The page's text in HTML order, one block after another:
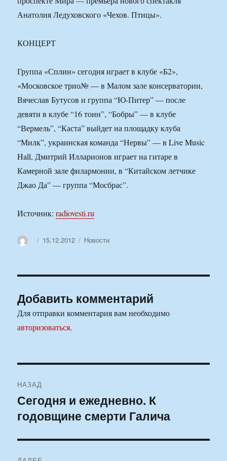
Анатолия Ледуховского «Чехов. Птицы».
КОНЦЕРТ
Группа «Сплин» сегодня играет в клубе «Б2»,
«Московское трио№ — в Малом зале консерватории,
Вячеслав Бутусов и группа “Ю-Питер” — после
девяти в клубе “16 тонн”, “Бобры” — в клубе
“Вермель”, “Каста” выйдет на площадку клуба
“Милк”, украинская команда “Нервы” — в Live Music
Hall, Дмитрий Илларионов играет на гитаре в
Камерной зале филармонии, в “Китайском летчике
Джао Да” — группа “Мосбрас”.
Источник:radiovesti.ru
АвторОпубликовано
15.12.2012 Рубрики
Новости
Добавить комментарий
Для отправки комментария вам необходимо
авторизоваться.
по
записям
НАЗАД
Предыдущая
запись:
Сегодня и ежедневно. К
годовщине смерти Галича